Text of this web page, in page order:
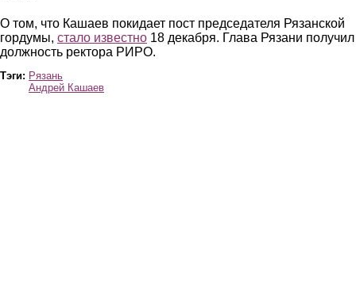
О том, что Кашаев покидает пост председателя Рязанской
гордумы, стало известно 18 декабря. Глава Рязани получил
должность ректора РИРО.
Тэги: Рязань
Андрей Кашаев